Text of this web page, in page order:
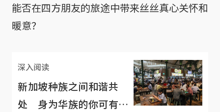
能否在四方朋友的旅途中带来丝丝真心关怀和
暖意？
深入阅读
新加坡种族之间和谐共
处 身为华族的你可有异